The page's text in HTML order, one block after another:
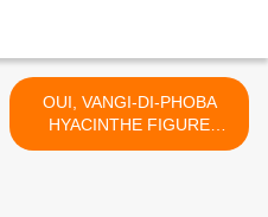
OUI, VANGI-DI-PHOBA
HYACINTHE FIGURE
PARMI LES LICENCIÉS EN